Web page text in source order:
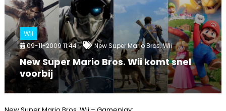
WII
09-11-2009 11:44 New Super Mario Bros. Wii
New Super Mario Bros. Wii komt snel
voorbij